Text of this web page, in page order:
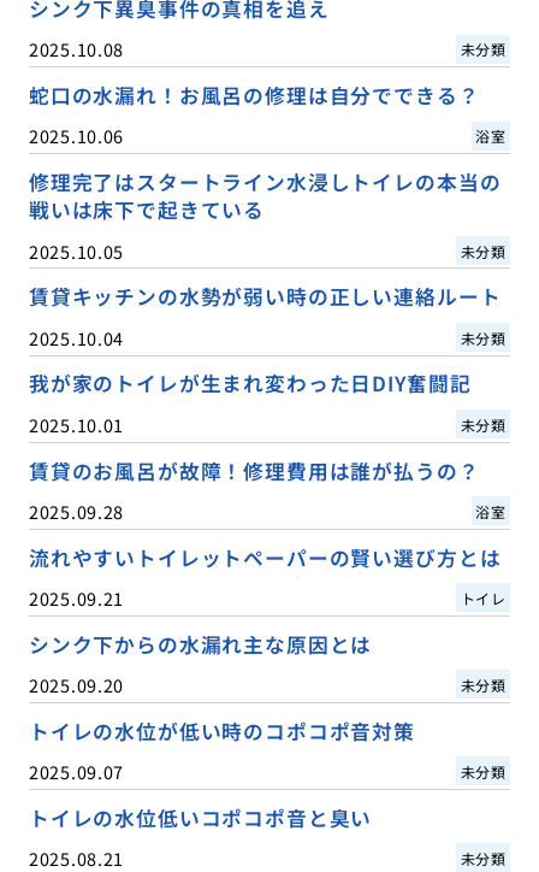
シンク下異臭事件の真相を追え
2025.10.08 未分類
蛇口の水漏れ！お風呂の修理は自分でできる？
2025.10.06 浴室
修理完了はスタートライン水浸しトイレの本当の
戦いは床下で起きている
2025.10.05 未分類
賃貸キッチンの水勢が弱い時の正しい連絡ルート
2025.10.04 未分類
我が家のトイレが生まれ変わった日DIY奮闘記
2025.10.01 未分類
賃貸のお風呂が故障！修理費用は誰が払うの？
2025.09.28 浴室
流れやすいトイレットペーパーの賢い選び方とは
2025.09.21 トイレ
シンク下からの水漏れ主な原因とは
2025.09.20 未分類
トイレの水位が低い時のコポコポ音対策
2025.09.07 未分類
トイレの水位低いコポコポ音と臭い
2025.08.21 未分類